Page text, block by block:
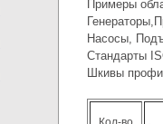
Примеры
Насосы,
Стандарты
Шкивы